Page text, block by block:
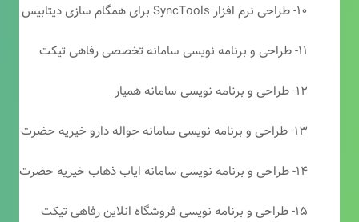
۱۰- طراحی نرم افزار SyncTools برای همگام سازی دیتابیس های SQL Server
۱۱- طراحی و برنامه نویسی سامانه تخصصی رفاهی تیکت
۱۲- طراحی و برنامه نویسی سامانه همیار
۱۳- طراحی و برنامه نویسی سامانه حواله دارو خیریه حضرت ابوالفضل (ع)
۱۴- طراحی و برنامه نویسی سامانه ایاب ذهاب خیریه حضرت ابوالفضل (ع)
۱۵- طراحی و برنامه نویسی فروشگاه انلاین رفاهی تیکت